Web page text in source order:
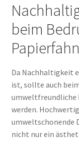
beim
Da Nachhaltigkeit
ist, sollte auch
umweltfreundliche
werden.
umweltschonende
nicht nur ein